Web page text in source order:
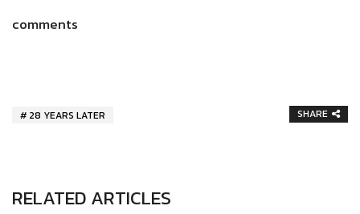
comments
28 YEARS LATER SHARE
RELATED ARTICLES